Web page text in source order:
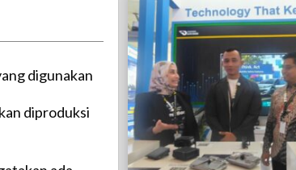
digunakan
diproduksi